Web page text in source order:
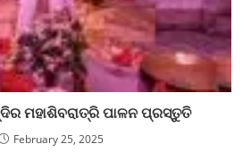
ମହାଶିବରାତ୍ରି ପାଳନ ପ୍ରସ୍ତୁତି
February 25, 2025